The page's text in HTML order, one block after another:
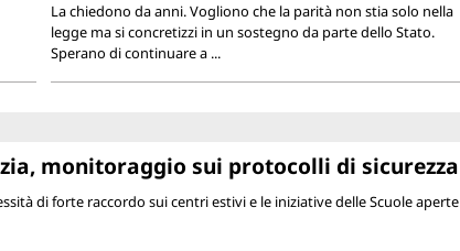
La chiedono da anni. Vogliono che la parità non stia solo nella
legge ma si concretizzi in un sostegno da parte dello Stato.
Sperano di continuare a ...
monitoraggio sui protocolli di sicurezza
di forte raccordo sui centri estivi e le iniziative delle Scuole aperte